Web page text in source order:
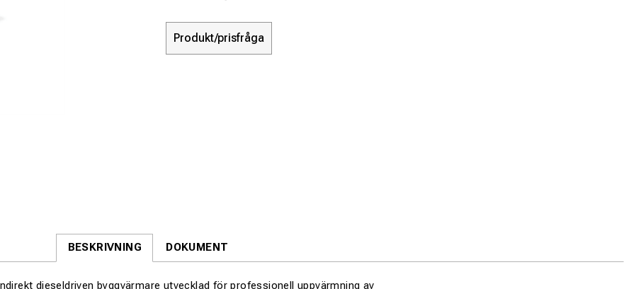
Produkt/prisfråga
BESKRIVNING DOKUMENT
dieseldriven byggvärmare utvecklad för professionell uppvärmning av